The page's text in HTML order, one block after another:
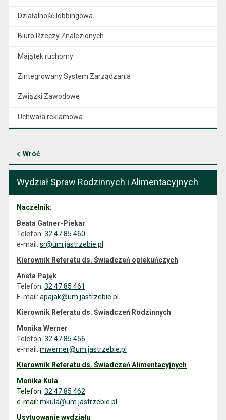
Działalność lobbingowa
Biuro Rzeczy Znalezionych
Majątek ruchomy
Zintegrowany System Zarządzania
Związki Zawodowe
Uchwała reklamowa
Wróć
Wydział Spraw Rodzinnych i Alimentacyjnych
Naczelnik:
Beata Gatner-Piekar
Telefon: 32 47 85 460
e-mail: sr@um.jastrzebie.pl
Kierownik Referatu ds. Świadczeń opiekuńczych
Aneta Pająk
Telefon: 32 47 85 461
E-mail: apajak@um.jastrzebie.pl
Kierownik Referatu ds. Świadczeń Rodzinnych
Monika Werner
Telefon: 32 47 85 456
e-mail: mwerner@um.jastrzebie.pl
Kierownik Referatu ds. Świadczeń Alimentacyjnych
Monika Kula
Telefon: 32 47 85 462
e-mail: mkula@um.jastrzebie.pl
Usytuowanie wydziału: